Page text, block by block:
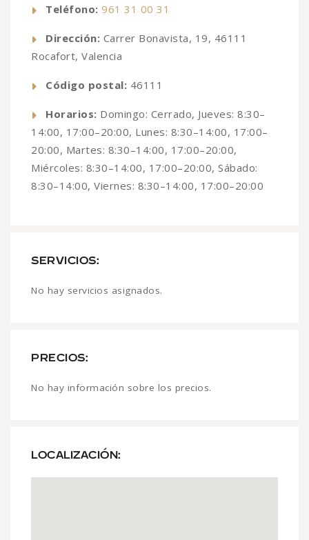
Teléfono: 961 31 00 31
Dirección: Carrer Bonavista, 19, 46111
Rocafort, Valencia
Código postal: 46111
Horarios: Domingo: Cerrado, Jueves: 8:30–
14:00, 17:00–20:00, Lunes: 8:30–14:00, 17:00–
20:00, Martes: 8:30–14:00, 17:00–20:00,
Miércoles: 8:30–14:00, 17:00–20:00, Sábado:
8:30–14:00, Viernes: 8:30–14:00, 17:00–20:00
SERVICIOS:
No hay servicios asignados.
PRECIOS:
No hay información sobre los precios.
LOCALIZACIÓN: